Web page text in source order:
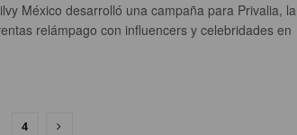
México desarrolló una campaña para Privalia, la
relámpago con influencers y celebridades en
4